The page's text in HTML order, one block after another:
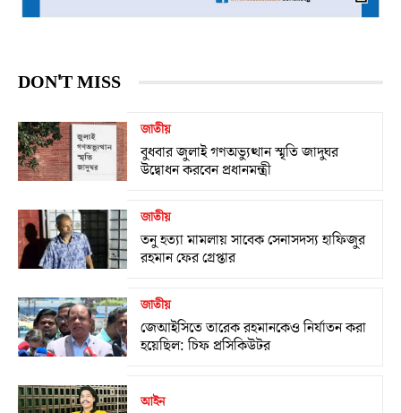
DON'T MISS
জাতীয়
বুধবার জুলাই গণঅভ্যুত্থান স্মৃতি জাদুঘর
উদ্বোধন করবেন প্রধানমন্ত্রী
জাতীয়
তনু হত্যা মামলায় সাবেক সেনাসদস্য হাফিজুর
রহমান ফের গ্রেপ্তার
জাতীয়
জেআইসিতে তারেক রহমানকেও নির্যাতন করা
হয়েছিল: চিফ প্রসিকিউটর
আইন